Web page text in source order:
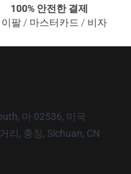
100% 안전한 결제
팔 / 마스터카드 / 비자
마 02536, 미국
리, 충칭, Sichuan, CN